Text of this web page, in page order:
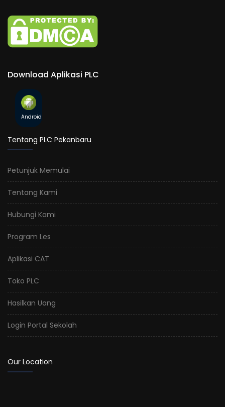
Download Aplikasi PLC
Android
Tentang PLC Pekanbaru
Petunjuk Memulai
Tentang Kami
Hubungi Kami
Program Les
Aplikasi CAT
Toko PLC
Hasilkan Uang
Login Portal Sekolah
Our Location